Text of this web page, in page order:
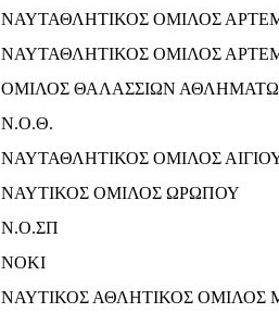
ΝΑΥΤΑΘΛΗΤΙΚΟΣ ΟΜΙΛΟΣ
ΝΑΥΤΑΘΛΗΤΙΚΟΣ ΟΜΙΛΟΣ
ΟΜΙΛΟΣ ΘΑΛΑΣΣΙΩΝ
Ν.Ο.Θ.
ΝΑΥΤΑΘΛΗΤΙΚΟΣ ΟΜΙΛΟΣ
ΝΑΥΤΙΚΟΣ ΟΜΙΛΟΣ ΩΡΩΠΟΥ
Ν.Ο.ΣΠ
ΝΟΚΙ
ΝΑΥΤΙΚΟΣ ΑΘΛΗΤΙΚΟΣ ΟΜΙΛΟΣ